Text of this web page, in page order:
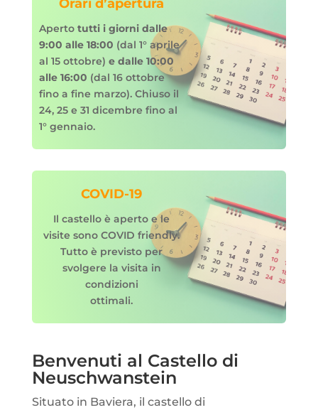
Orari d’apertura
Aperto tutti i giorni dalle
9:00 alle 18:00 (dal 1° aprile
al 15 ottobre) e dalle 10:00
alle 16:00 (dal 16 ottobre
fino a fine marzo). Chiuso il
24, 25 e 31 dicembre fino al
1° gennaio.
COVID-19
Il castello è aperto e le
visite sono COVID friendly.
Tutto è previsto per
svolgere la visita in
condizioni
ottimali.
Benvenuti al Castello di
Neuschwanstein
Situato in Baviera, il castello di